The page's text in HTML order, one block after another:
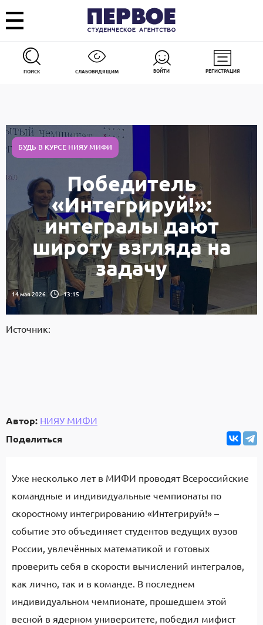
ПОИСК СЛАБОВИДЯЩИМ ВОЙТИ РЕГИСТРАЦИЯ
БУДЬ В КУРСЕ НИЯУ МИФИ
Победитель
«Интегрируй!»:
интегралы дают
широту взгляда на
задачу
14 мая 2026 13:15
Источник:
Автор: НИЯУ МИФИ
Поделиться
Уже несколько лет в МИФИ проводят Всероссийские
командные и индивидуальные чемпионаты по
скоростному интегрированию «Интегрируй!» –
событие это объединяет студентов ведущих вузов
России, увлечённых математикой и готовых
проверить себя в скорости вычислений интегралов,
как лично, так и в команде. В последнем
индивидуальном чемпионате, прошедшем этой
весной в ядерном университете, победил мифист